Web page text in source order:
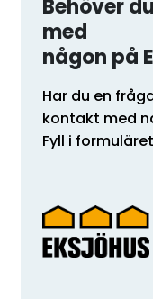
Behöver
med
någon på
Har du en
kontakt med
Fyll i